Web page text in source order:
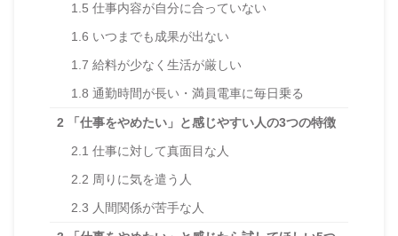
1.5 仕事内容が自分に合っていない
1.6 いつまでも成果が出ない
1.7 給料が少なく生活が厳しい
1.8 通勤時間が長い・満員電車に毎日乗る
2 「仕事をやめたい」と感じやすい人の3つの特徴
2.1 仕事に対して真面目な人
2.2 周りに気を遣う人
2.3 人間関係が苦手な人